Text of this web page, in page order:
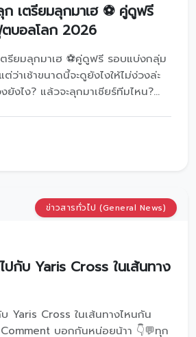
เตรียมลุกมาเฮ ⚽️ คู่ดูฟรี
บอลโลก 2026
รียมลุกมาเฮ ⚽️คู่ดูฟรี รอบแบ่งกลุ่ม
าเช้าขนาดนี้จะดูยังไงให้ไม่ง่วงล่ะ
งไง? แล้วจะลุกมาเชียร์ทีมไหน?👇🏻
ามรายละเอียดเพิ่มเติมได้ที่โทร
ข่าวสารทั่วไป (General News)
กับ Yaris Cross ในเส้นทาง
Cross ในเส้นทางไหนกัน
บอกกันหน่อยน้าา 👇💬ทุก